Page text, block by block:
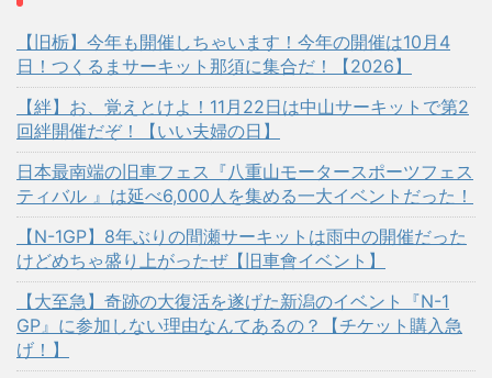
【旧栃】今年も開催しちゃいます！今年の開催は10月4
日！つくるまサーキット那須に集合だ！【2026】
【絆】お、覚えとけよ！11月22日は中山サーキットで第2
回絆開催だぞ！【いい夫婦の日】
日本最南端の旧車フェス『八重山モータースポーツフェス
ティバル 』は延べ6,000人を集める一大イベントだった！
【N-1GP】8年ぶりの間瀬サーキットは雨中の開催だった
けどめちゃ盛り上がったぜ【旧車會イベント】
【大至急】奇跡の大復活を遂げた新潟のイベント『N-1
GP』に参加しない理由なんてあるの？【チケット購入急
げ！】